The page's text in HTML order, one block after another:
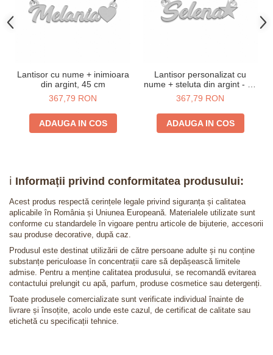
Lantisor cu nume + inimioara
din argint, 45 cm
367,79 RON
ADAUGA IN COS
Lantisor personalizat cu
nume + steluta din argint - 45
cm
367,79 RON
ADAUGA IN COS
ℹ️ Informații privind conformitatea produsului:
Acest produs respectă cerințele legale privind siguranța și calitatea
aplicabile în România și Uniunea Europeană. Materialele utilizate sunt
conforme cu standardele în vigoare pentru articole de bijuterie, accesorii
sau produse decorative, după caz.
Produsul este destinat utilizării de către persoane adulte și nu conține
substanțe periculoase în concentrații care să depășească limitele
admise. Pentru a menține calitatea produsului, se recomandă evitarea
contactului prelungit cu apă, parfum, produse cosmetice sau detergenți.
Toate produsele comercializate sunt verificate individual înainte de
livrare și însoțite, acolo unde este cazul, de certificat de calitate sau
etichetă cu specificații tehnice.